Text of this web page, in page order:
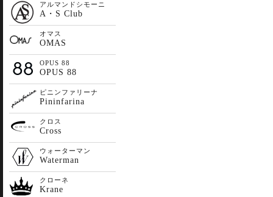
アルマンドシモーニ
A・S Club
オマス
OMAS
OPUS 88
OPUS 88
ピニンファリーナ
Pininfarina
クロス
Cross
ウォーターマン
Waterman
クローネ
Krane